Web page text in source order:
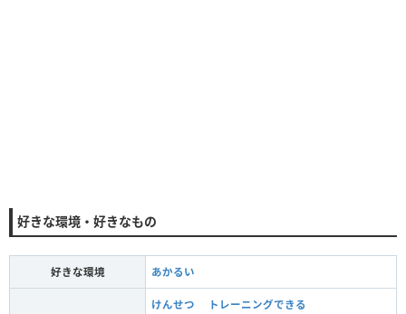
好きな環境・好きなもの
好きな環境 あかるい
けんせつ
トレーニングできる